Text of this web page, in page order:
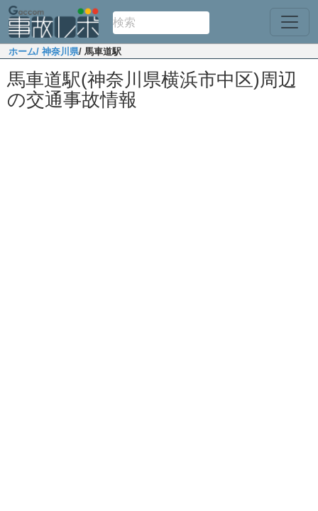
ホーム/ 神奈川県/ 馬車道駅
馬車道駅(神奈川県横浜市中区)周辺
の交通事故情報